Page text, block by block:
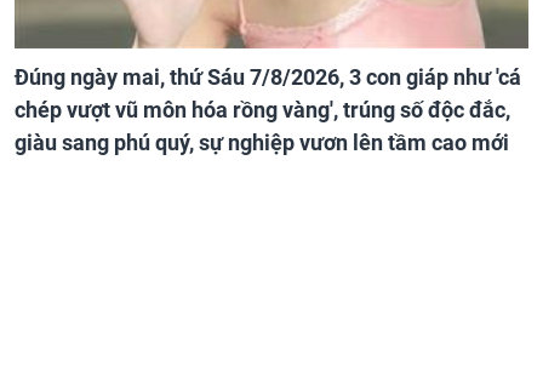
Đúng ngày mai, thứ Sáu 7/8/2026, 3 con giáp như 'cá
chép vượt vũ môn hóa rồng vàng', trúng số độc đắc,
giàu sang phú quý, sự nghiệp vươn lên tầm cao mới